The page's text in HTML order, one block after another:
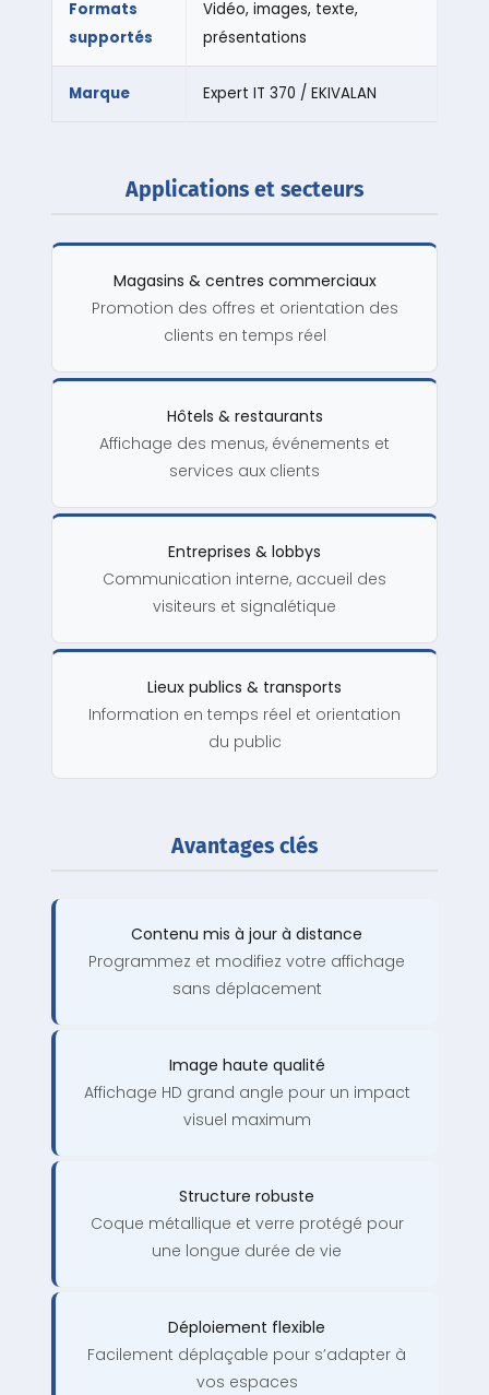
Formats
supportés
Vidéo, images, texte,
présentations
Marque Expert IT 370 / EKIVALAN
Applications et secteurs
Magasins & centres commerciaux
Promotion des offres et orientation des
clients en temps réel
Hôtels & restaurants
Affichage des menus, événements et
services aux clients
Entreprises & lobbys
Communication interne, accueil des
visiteurs et signalétique
Lieux publics & transports
Information en temps réel et orientation
du public
Avantages clés
Contenu mis à jour à distance
Programmez et modifiez votre affichage
sans déplacement
Image haute qualité
Affichage HD grand angle pour un impact
visuel maximum
Structure robuste
Coque métallique et verre protégé pour
une longue durée de vie
Déploiement flexible
Facilement déplaçable pour s’adapter à
vos espaces